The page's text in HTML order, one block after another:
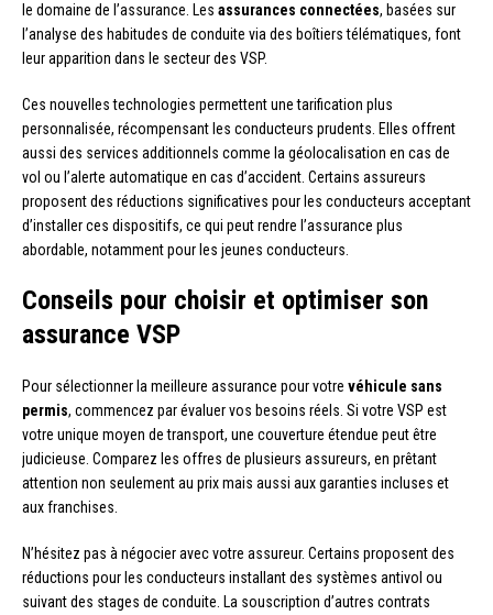
le domaine de l’assurance. Les assurances connectées, basées sur
l’analyse des habitudes de conduite via des boîtiers télématiques, font
leur apparition dans le secteur des VSP.
Ces nouvelles technologies permettent une tarification plus
personnalisée, récompensant les conducteurs prudents. Elles offrent
aussi des services additionnels comme la géolocalisation en cas de
vol ou l’alerte automatique en cas d’accident. Certains assureurs
proposent des réductions significatives pour les conducteurs acceptant
d’installer ces dispositifs, ce qui peut rendre l’assurance plus
abordable, notamment pour les jeunes conducteurs.
Conseils pour choisir et optimiser son
assurance VSP
Pour sélectionner la meilleure assurance pour votre véhicule sans
permis, commencez par évaluer vos besoins réels. Si votre VSP est
votre unique moyen de transport, une couverture étendue peut être
judicieuse. Comparez les offres de plusieurs assureurs, en prêtant
attention non seulement au prix mais aussi aux garanties incluses et
aux franchises.
N’hésitez pas à négocier avec votre assureur. Certains proposent des
réductions pour les conducteurs installant des systèmes antivol ou
suivant des stages de conduite. La souscription d’autres contrats